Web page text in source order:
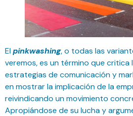
Elpinkwashing, o todas las
veremos, es un término que critica
estrategias de comunicación y
en mostrar la implicación de la
reivindicando un movimiento
Apropiándose de su lucha y